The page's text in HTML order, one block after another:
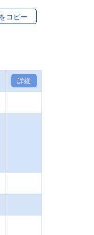
コピー
詳細